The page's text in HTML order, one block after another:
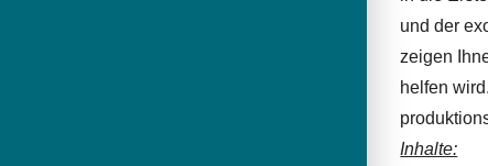
und der
zeigen
helfen
Inhalte: